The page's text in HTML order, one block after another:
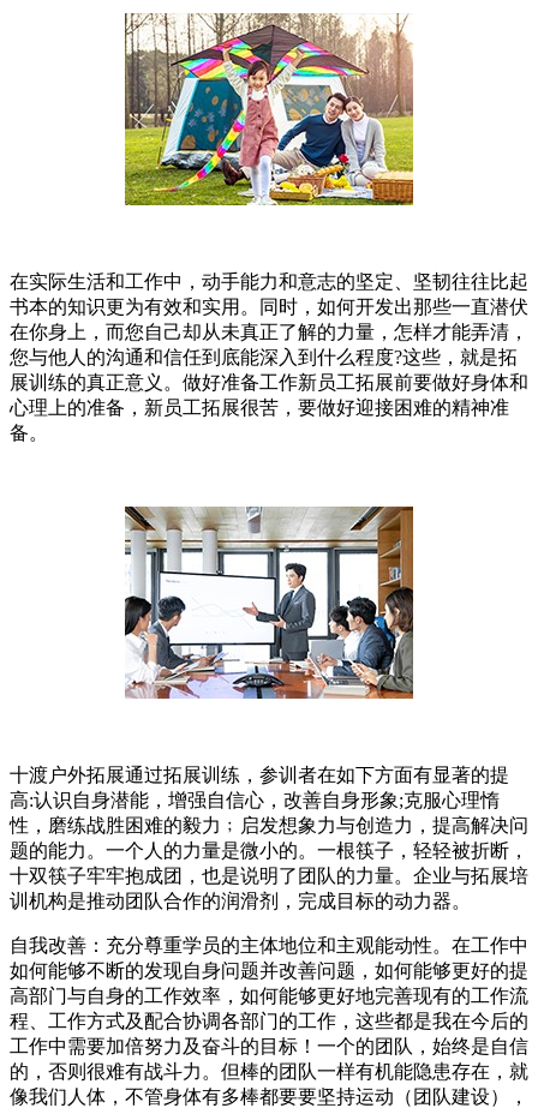
在实际生活和工作中，动手能力和意志的坚定、坚韧往往比起
书本的知识更为有效和实用。同时，如何开发出那些一直潜伏
在你身上，而您自己却从未真正了解的力量，怎样才能弄清，
您与他人的沟通和信任到底能深入到什么程度?这些，就是拓
展训练的真正意义。做好准备工作新员工拓展前要做好身体和
心理上的准备，新员工拓展很苦，要做好迎接困难的精神准
备。
十渡户外拓展通过拓展训练，参训者在如下方面有显著的提
高:认识自身潜能，增强自信心，改善自身形象;克服心理惰
性，磨练战胜困难的毅力﹔启发想象力与创造力，提高解决问
题的能力。一个人的力量是微小的。一根筷子，轻轻被折断，
十双筷子牢牢抱成团，也是说明了团队的力量。企业与拓展培
训机构是推动团队合作的润滑剂，完成目标的动力器。
自我改善：充分尊重学员的主体地位和主观能动性。在工作中
如何能够不断的发现自身问题并改善问题，如何能够更好的提
高部门与自身的工作效率，如何能够更好地完善现有的工作流
程、工作方式及配合协调各部门的工作，这些都是我在今后的
工作中需要加倍努力及奋斗的目标！一个的团队，始终是自信
的，否则很难有战斗力。但棒的团队一样有机能隐患存在，就
像我们人体，不管身体有多棒都要要坚持运动（团队建设），